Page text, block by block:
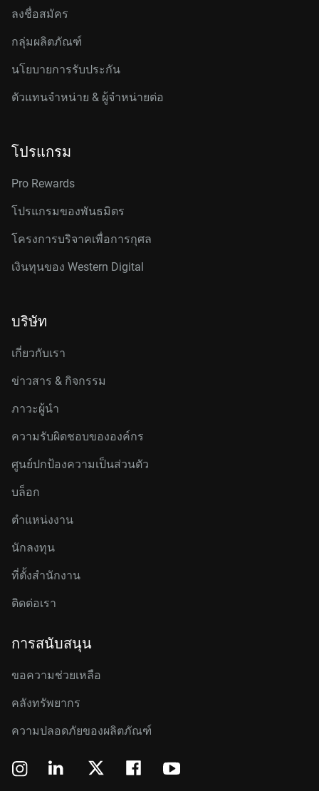
ลงชื่อสมัคร
กลุ่มผลิตภัณฑ์
นโยบายการรับประกัน
ตัวแทนจำหน่าย & ผู้จำหน่ายต่อ
โปรแกรม
Pro Rewards
โปรแกรมของพันธมิตร
โครงการบริจาคเพื่อการกุศล
เงินทุนของ Western Digital
บริษัท
เกี่ยวกับเรา
ข่าวสาร & กิจกรรม
ภาวะผู้นำ
ความรับผิดชอบขององค์กร
ศูนย์ปกป้องความเป็นส่วนตัว
บล็อก
ตำแหน่งงาน
นักลงทุน
ที่ตั้งสำนักงาน
ติดต่อเรา
การสนับสนุน
ขอความช่วยเหลือ
คลังทรัพยากร
ความปลอดภัยของผลิตภัณฑ์